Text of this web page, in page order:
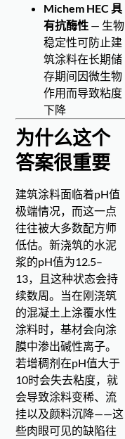
Michem HEC 具
有抗酶性 — 生物
稳定性可防止建
筑涂料在长期储
存期间因微生物
作用而导致粘度
下降
为什么这个
答案很重要
建筑涂料面临着pH值
极端情况，而这一点
往往被大多数配方师
低估。新浇筑的水泥
浆的pH值为12.5–
13，且这种状态会持
续数周。当在刚浇筑
的混凝土上涂覆水性
涂料时，基材会向涂
膜中渗出碱性离子。
若增稠剂在pH值大于
10时会失去粘度，就
会导致涂料变稀、流
挂以及颜料沉降——这
些肉眼可见的缺陷往